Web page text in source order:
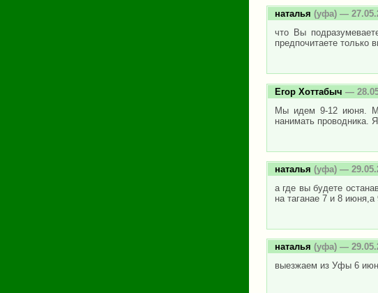
наталья (уфа) —
что Вы
предпочитаете только
Егор Хоттабыч —
Мы идем 9-12 июня.
нанимать проводника.
наталья (уфа) —
а где вы будете
на таганае 7 и 8
наталья (уфа) —
выезжаем из Уфы 6